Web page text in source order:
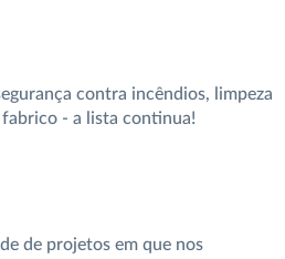
contra incêndios, limpeza
fabrico - a lista continua!
de projetos em que nos